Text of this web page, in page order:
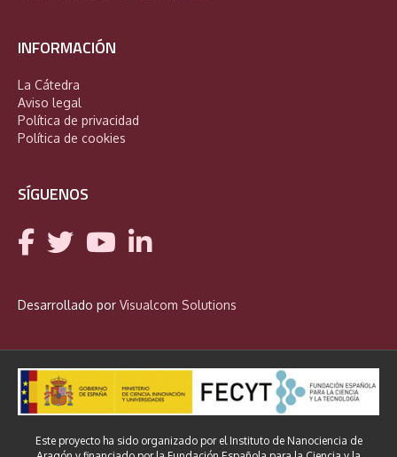
INFORMACIÓN
La Cátedra
Aviso legal
Política de privacidad
Política de cookies
SÍGUENOS
Desarrollado por Visualcom Solutions
Este proyecto ha sido organizado por el Instituto de Nanociencia de